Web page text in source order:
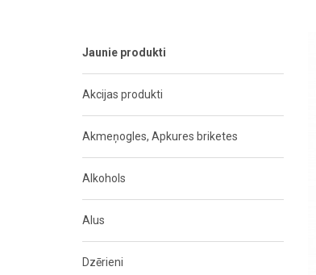
Jaunie produkti
Akcijas produkti
Akmeņogles, Apkures briketes
Alkohols
Alus
Dzērieni